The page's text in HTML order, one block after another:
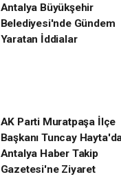
Antalya Büyükşehir
Belediyesi'nde Gündem
Yaratan İddialar
AK Parti Muratpaşa İlçe
Başkanı Tuncay
Antalya Haber Takip
Gazetesi'ne Ziyaret